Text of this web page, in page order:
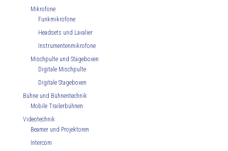
Mikrofone
Funkmikrofone
Headsets und Lavalier
Instrumentenmikrofone
Mischpulte und Stageboxen
Digitale Mischpulte
Digitale Stageboxen
Bühne und Bühnentechnik
Mobile Trailerbühnen
Videotechnik
Beamer und Projektoren
Intercom